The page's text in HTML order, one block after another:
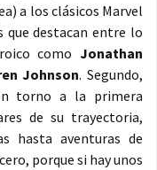
a los clásicos Marvel
que destacan entre lo
como Jonathan
Johnson. Segundo,
torno a la primera
de su trayectoria,
hasta aventuras de
porque si hay unos